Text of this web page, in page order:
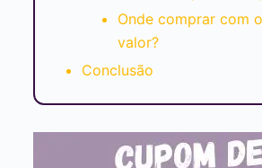
Onde comprar com
valor?
Conclusão